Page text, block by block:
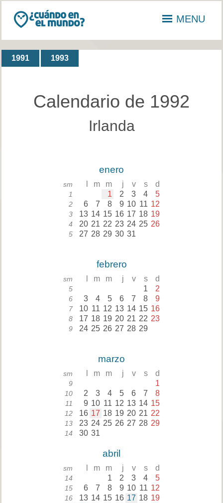
MENU
1991 1993
Calendario de 1992
Irlanda
enero
sm m m j v s d
1 1 2 3 4 5
2 6 7 8 9 10 11 12
3 13 14 15 16 17 18 19
4 20 21 22 23 24 25 26
5 27 28 29 30 31
febrero
sm m m j v s d
5 1 2
6 3 4 5 6 7 8 9
7 10 11 12 13 14 15 16
8 17 18 19 20 21 22 23
9 24 25 26 27 28 29
marzo
sm m m j v s d
9 1
10 2 3 4 5 6 7 8
11 9 10 11 12 13 14 15
12 16 17 18 19 20 21 22
13 23 24 25 26 27 28 29
14 30 31
abril
sm m m j v s d
14 1 2 3 4 5
15 6 7 8 9 10 11 12
16 13 14 15 16 17 18 19